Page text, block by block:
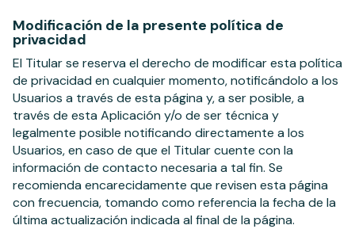
Modificación de la presente política de
privacidad
El Titular se reserva el derecho de modificar esta política
de privacidad en cualquier momento, notificándolo a los
Usuarios a través de esta página y, a ser posible, a
través de esta Aplicación y/o de ser técnica y
legalmente posible notificando directamente a los
Usuarios, en caso de que el Titular cuente con la
información de contacto necesaria a tal fin. Se
recomienda encarecidamente que revisen esta página
con frecuencia, tomando como referencia la fecha de la
última actualización indicada al final de la página.